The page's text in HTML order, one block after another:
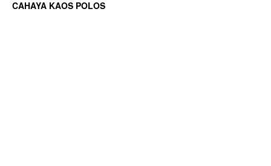
CAHAYA KAOS POLOS